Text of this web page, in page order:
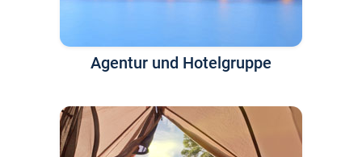
Agentur und Hotelgruppe